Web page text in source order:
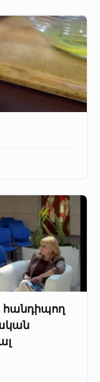
հանդիպող